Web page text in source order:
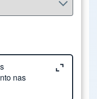
nas
1-pane